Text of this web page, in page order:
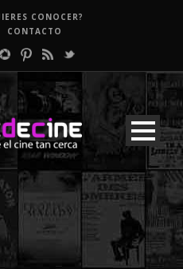
CONOCER?
CONTACTO